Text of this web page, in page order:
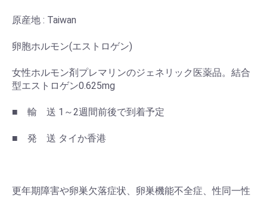
原産地 : Taiwan
卵胞ホルモン(エストロゲン)
女性ホルモン剤プレマリンのジェネリック医薬品。結合
型エストロゲン0.625mg
■ 輸 送 1～2週間前後で到着予定
■ 発 送 タイか香港
更年期障害や卵巣欠落症状、卵巣機能不全症、性同一性